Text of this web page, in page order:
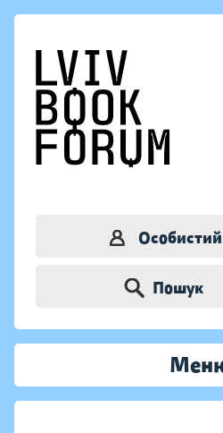
Особистий
Пошук